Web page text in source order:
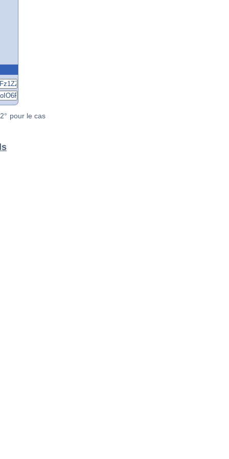
pour le cas